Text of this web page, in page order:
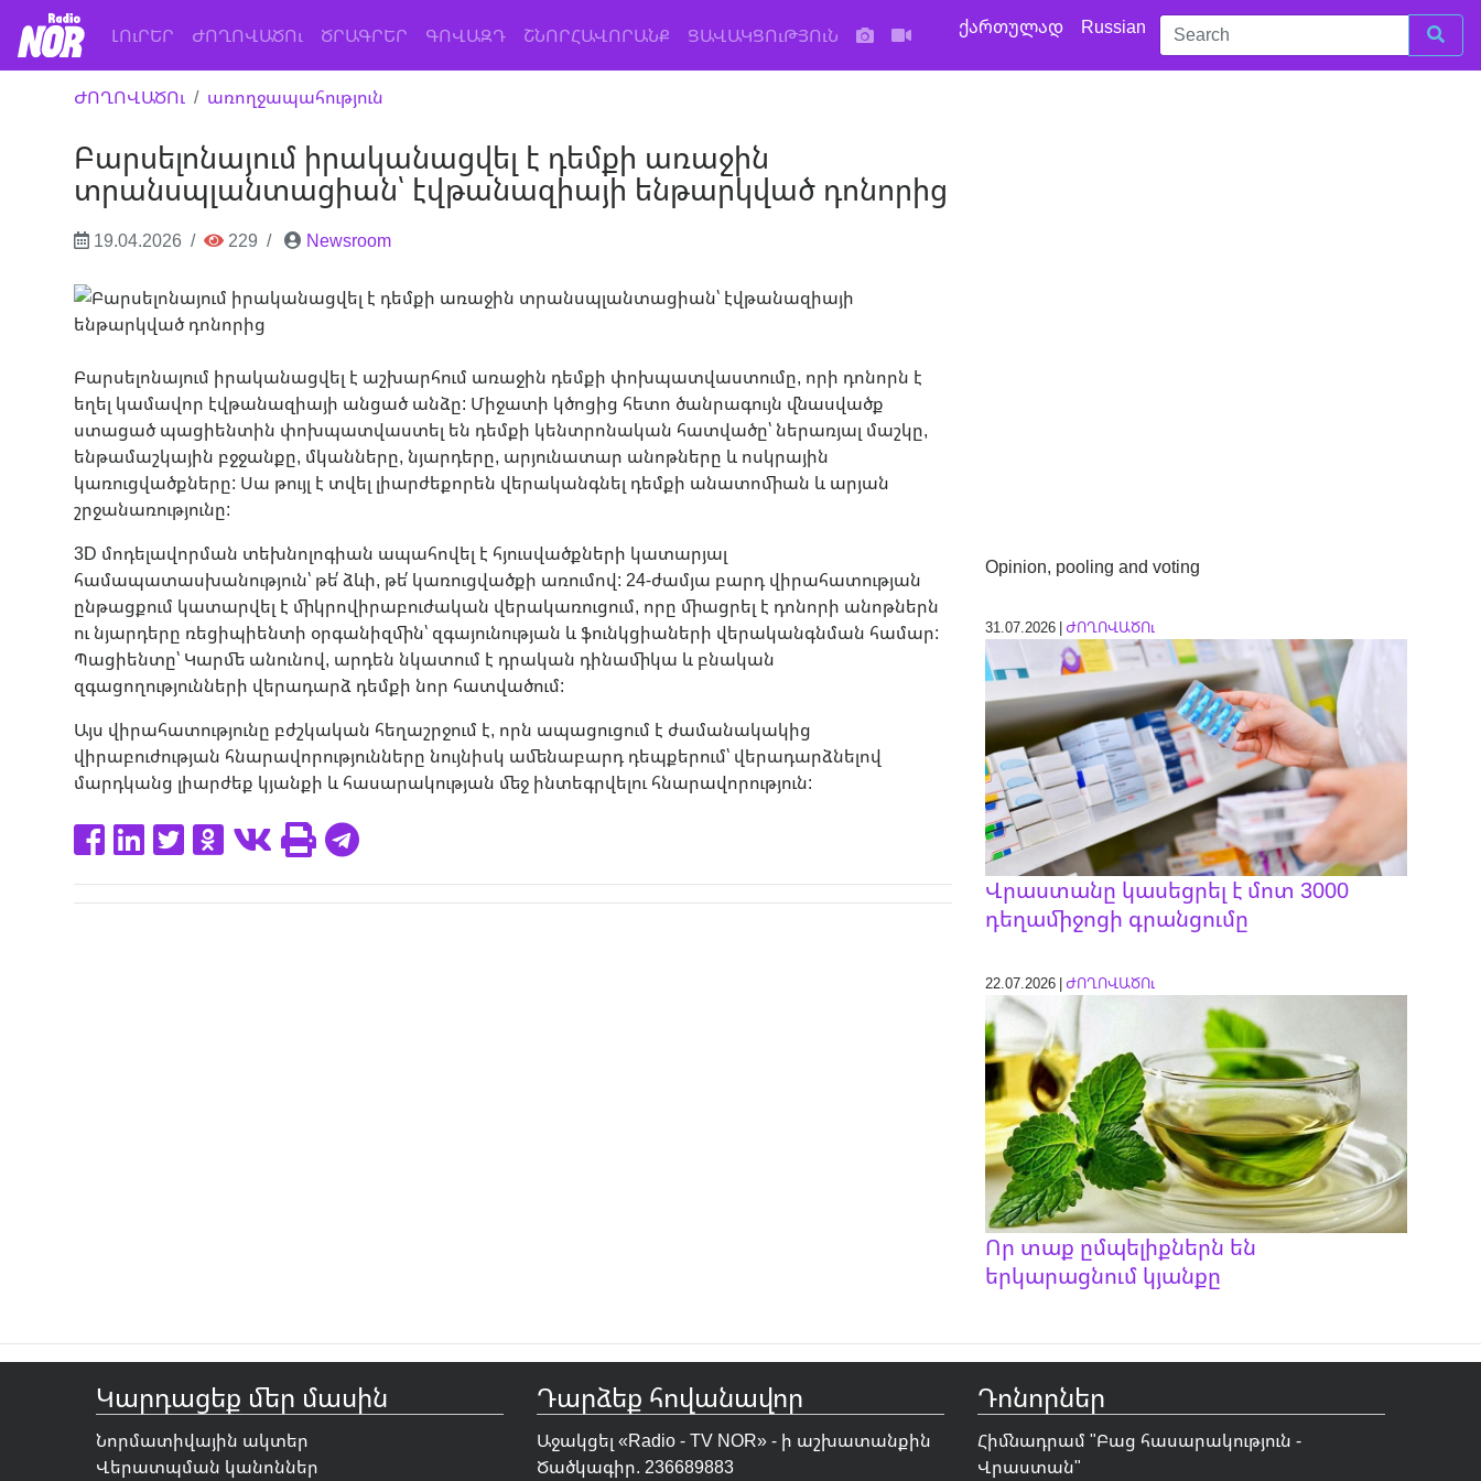
ԼՈւՐԵՐ (current)
ԺՈՂՈՎԱԾՈւ ԾՐԱԳՐԵՐ ԳՈՎԱԶԴ ՇՆՈՐՀԱՎՈՐԱՆՔ ՑԱՎԱԿՑՈւԹՅՈւՆ ქართულად Russian
ԺՈՂՈՎԱԾՈւ առողջապահություն
Բարսելոնայում իրականացվել է դեմքի առաջին
տրանսպլանտացիան՝ էվթանազիայի ենթարկված դոնորից
19.04.2026 229 Newsroom
Բարսելոնայում իրականացվել է աշխարհում առաջին դեմքի փոխպատվաստումը, որի դոնորն է
եղել կամավոր էվթանազիայի անցած անձը: Միջատի կծոցից հետո ծանրագույն վնասվածք
ստացած պացիենտին փոխպատվաստել են դեմքի կենտրոնական հատվածը՝ ներառյալ մաշկը,
ենթամաշկային բջջանքը, մկանները, նյարդերը, արյունատար անոթները և ոսկրային
կառուցվածքները: Սա թույլ է տվել լիարժեքորեն վերականգնել դեմքի անատոմիան և արյան
շրջանառությունը:
​3D մոդելավորման տեխնոլոգիան ապահովել է հյուսվածքների կատարյալ
համապատասխանություն՝ թե՛ ձևի, թե՛ կառուցվածքի առումով: 24-ժամյա բարդ վիրահատության
ընթացքում կատարվել է միկրովիրաբուժական վերակառուցում, որը միացրել է դոնորի անոթներն
ու նյարդերը ռեցիպիենտի օրգանիզմին՝ զգայունության և ֆունկցիաների վերականգնման համար:
Պացիենտը՝ Կարմե անունով, արդեն նկատում է դրական դինամիկա և բնական
զգացողությունների վերադարձ դեմքի նոր հատվածում:
​Այս վիրահատությունը բժշկական հեղաշրջում է, որն ապացուցում է ժամանակակից
վիրաբուժության հնարավորությունները նույնիսկ ամենաբարդ դեպքերում՝ վերադարձնելով
մարդկանց լիարժեք կյանքի և հասարակության մեջ ինտեգրվելու հնարավորություն:
Opinion, pooling and voting
31.07.2026 |ԺՈՂՈՎԱԾՈւ
Վրաստանը կասեցրել է մոտ 3000
դեղամիջոցի գրանցումը
22.07.2026 |ԺՈՂՈՎԱԾՈւ
Որ տաք ըմպելիքներն են
երկարացնում կյանքը
Կարդացեք մեր մասին
Նորմատիվային ակտեր
Վերատպման կանոններ
Դարձեք հովանավոր
Աջակցել «Radio - TV NOR» - ի աշխատանքին
Ծածկագիր. 236689883
Դոնորներ
Հիմնադրամ "Բաց հասարակություն -
Վրաստան"